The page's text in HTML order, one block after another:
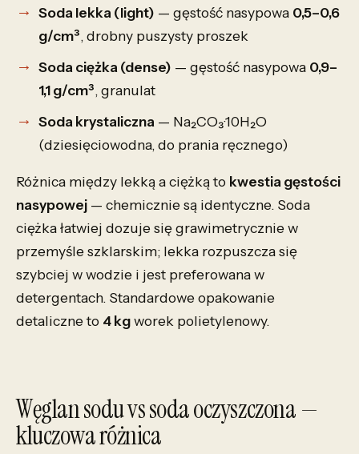
Soda lekka (light) — gęstość nasypowa 0,5–0,6
g/cm³, drobny puszysty proszek
Soda ciężka (dense) — gęstość nasypowa 0,9–
1,1 g/cm³, granulat
Soda krystaliczna — Na₂CO₃·10H₂O
(dziesięciowodna, do prania ręcznego)
Różnica między lekką a ciężką to kwestia gęstości
nasypowej — chemicznie są identyczne. Soda
ciężka łatwiej dozuje się grawimetrycznie w
przemyśle szklarskim; lekka rozpuszcza się
szybciej w wodzie i jest preferowana w
detergentach. Standardowe opakowanie
detaliczne to 4 kgworek polietylenowy.
Węglan sodu vs soda oczyszczona —
kluczowa różnica